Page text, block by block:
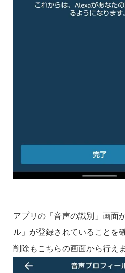
アプリの「音声の識別」画面
ル」が登録されていることを
削除もこちらの画面から行えま